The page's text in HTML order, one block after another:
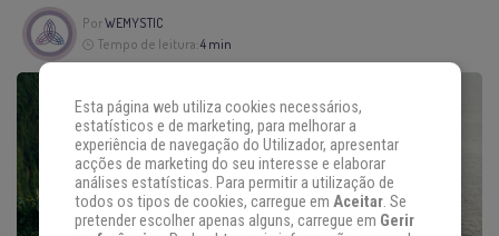
PorWEMYSTIC
Tempo de leitura:4 min
Esta página web utiliza cookies necessários,
estatísticos e de marketing, para melhorar a
experiência de navegação do Utilizador, apresentar
acções de marketing do seu interesse e elaborar
análises estatísticas. Para permitir a utilização de
todos os tipos de cookies, carregue em Aceitar. Se
pretender escolher apenas alguns, carregue em Gerir